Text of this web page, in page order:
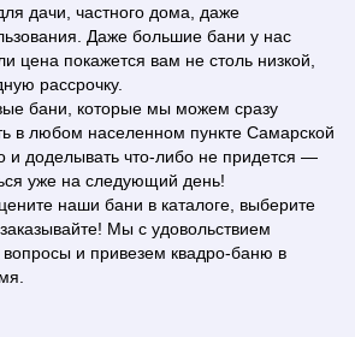
дачи, частного дома, даже
Даже большие бани у нас
цена покажется вам не столь низкой,
рассрочку.
бани, которые мы можем сразу
в любом населенном пункте Самарской
и доделывать что-либо не придется —
уже на следующий день!
наши бани в каталоге, выберите
Мы с удовольствием
и привезем квадро-баню в